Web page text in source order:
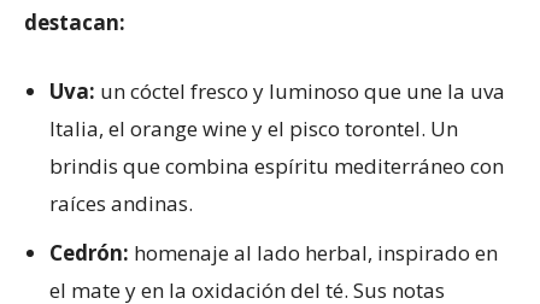
destacan:
Uva: un cóctel fresco y luminoso que une la uva
Italia, el orange wine y el pisco torontel. Un
brindis que combina espíritu mediterráneo con
raíces andinas.
Cedrón: homenaje al lado herbal, inspirado en
el mate y en la oxidación del té. Sus notas